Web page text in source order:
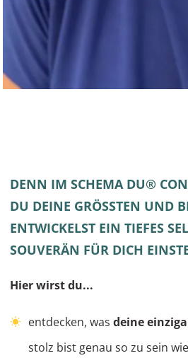
DENN IM SCHEMA DU®
DU DEINE GRÖSSTEN UND
ENTWICKELST EIN TIEFES
SOUVERÄN FÜR DICH
Hier wirst du...
entdecken, was deine
stolz bist genau so zu sein